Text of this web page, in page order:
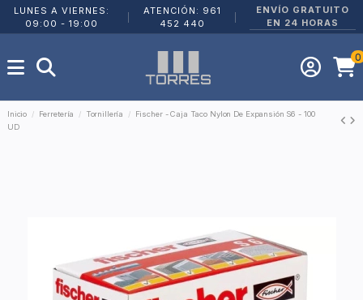
LUNES A VIERNES:
09:00 - 19:00
ATENCIÓN: 961
452 440
ENVÍO GRATUITO
EN 24 HORAS
0
Inicio Ferretería Tornillería
Fischer - Caja Taco Nylon De Expansión S6 - 100
UD